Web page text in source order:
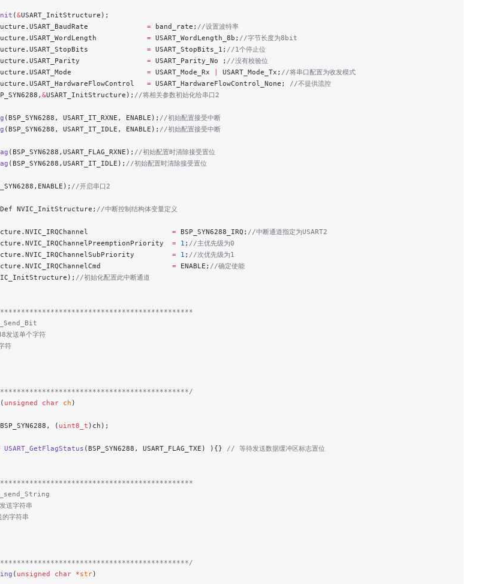
(&USART_InitStructure);
= band_rate; //设置波特率
= USART_WordLength_8b; //字节长度为8bit
= USART_StopBits_1; //1个停止位
= USART_Parity_No ; //没有校验位
= USART_Mode_Rx USART_Mode_Tx; //将串口配置为收发模式
= USART_HardwareFlowControl_None;
//不提供流控
&USART_InitStructure); //将相关参数初始化给串口2
(BSP_SYN6288, USART_IT_RXNE, ENABLE); //初始配置接受中断
(BSP_SYN6288, USART_IT_IDLE, ENABLE); //初始配置接受中断
(BSP_SYN6288,USART_FLAG_RXNE); //初始配置时清除接受置位
(BSP_SYN6288,USART_IT_IDLE); //初始配置时清除接受置位
//开启串口2
NVIC_InitStructure;
//中断控制结构体变量定义
= BSP_SYN6288_IRQ; //中断通道指定为USART2
= 1 ; //主优先级为0
= 1 ; //次优先级为1
= ENABLE; //确定使能
//初始化配置此中断通道
送单个字符
符
( unsigned char ch )
( uint8_t )ch);
USART_GetFlagStatus (BSP_SYN6288, USART_FLAG_TXE) ){} // 等待发送数据缓冲区标志置位
送字符串
字符串
( unsigned char *str)